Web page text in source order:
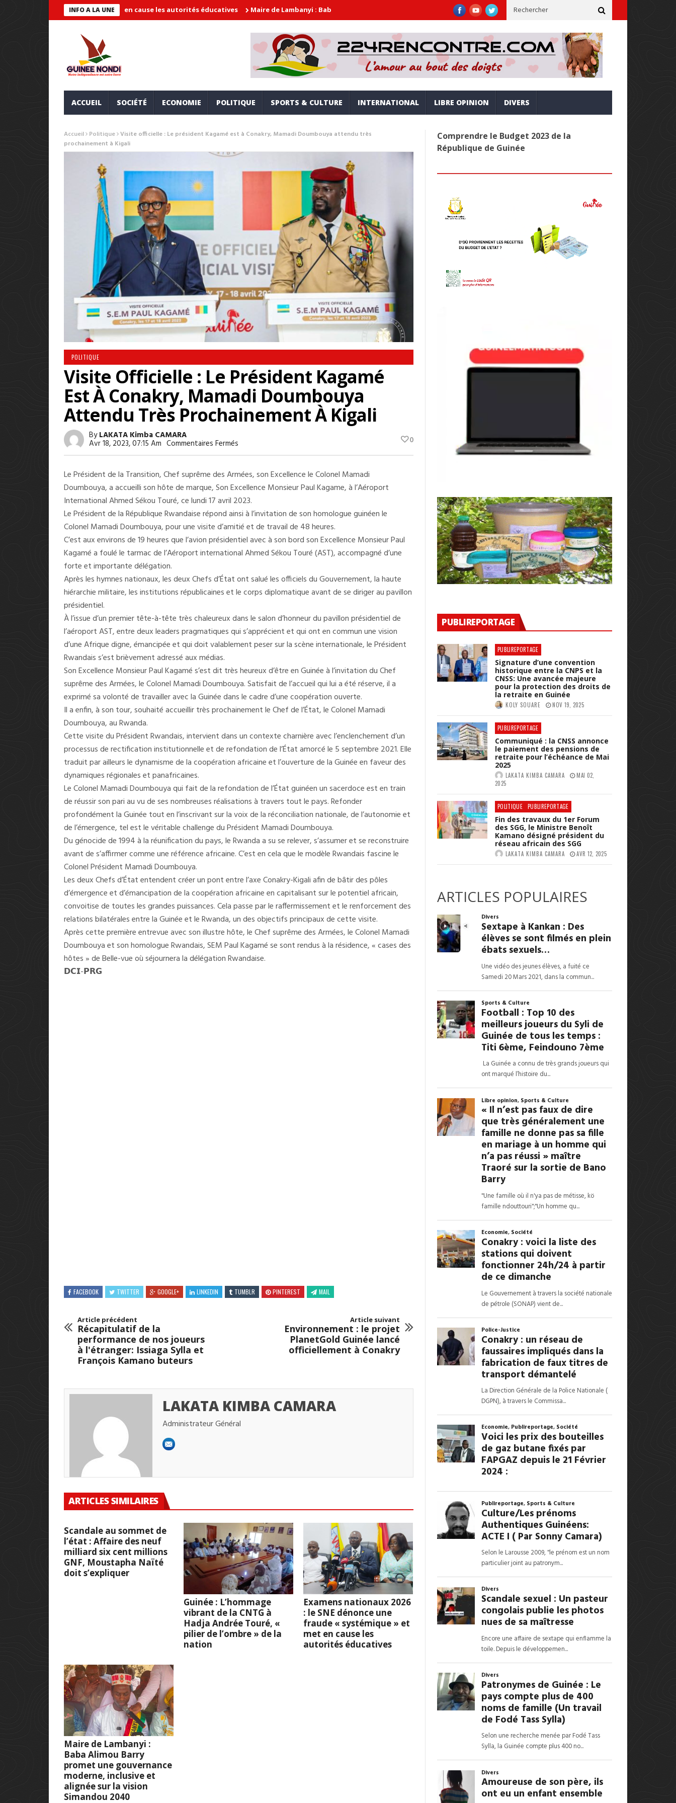
INFO A LA UNE
« systémique » et met en cause les autorités éducatives Maire de Lambanyi : Baba Alimou Barry promet une gouvernance moderne, inclusive et alignée sur la vision Simandou 2040
ACCUEIL SOCIÉTÉ ECONOMIE POLITIQUE SPORTS & CULTURE INTERNATIONAL LIBRE OPINION DIVERS
Accueil Politique Visite officielle : Le président Kagamé est à Conakry, Mamadi Doumbouya attendu très
prochainement à Kigali
POLITIQUE
Visite Officielle : Le Président Kagamé
Est À Conakry, Mamadi Doumbouya
Attendu Très Prochainement À Kigali
ByLAKATA Kimba CAMARA
Avr 18, 2023, 07:15 Am Commentaires Fermés
Officielle
Le
Président
Kagamé
Est
À
Conakry,
Mamadi
Doumbouya
Attendu
Très
Prochainement
0
Le Président de la Transition, Chef suprême des Armées, son Excellence le Colonel Mamadi
Doumbouya, a accueilli son hôte de marque, Son Excellence Monsieur Paul Kagame, à l’Aéroport
International Ahmed Sékou Touré, ce lundi 17 avril 2023.
Le Président de la République Rwandaise répond ainsi à l’invitation de son homologue guinéen le
Colonel Mamadi Doumbouya, pour une visite d’amitié et de travail de 48 heures.
C’est aux environs de 19 heures que l’avion présidentiel avec à son bord son Excellence Monsieur Paul
Kagamé a foulé le tarmac de l’Aéroport international Ahmed Sékou Touré (AST), accompagné d’une
forte et importante délégation.
Après les hymnes nationaux, les deux Chefs d’État ont salué les officiels du Gouvernement, la haute
hiérarchie militaire, les institutions républicaines et le corps diplomatique avant de se diriger au pavillon
présidentiel.
À l’issue d’un premier tête-à-tête très chaleureux dans le salon d’honneur du pavillon présidentiel de
l’aéroport AST, entre deux leaders pragmatiques qui s’apprécient et qui ont en commun une vision
d’une Afrique digne, émancipée et qui doit valablement peser sur la scène internationale, le Président
Rwandais s’est brièvement adressé aux médias.
Son Excellence Monsieur Paul Kagamé s’est dit très heureux d’être en Guinée à l’invitation du Chef
suprême des Armées, le Colonel Mamadi Doumbouya. Satisfait de l’accueil qui lui a été réserve, il a
exprimé sa volonté de travailler avec la Guinée dans le cadre d’une coopération ouverte.
Il a enfin, à son tour, souhaité accueillir très prochainement le Chef de l’État, le Colonel Mamadi
Doumbouya, au Rwanda.
Cette visite du Président Rwandais, intervient dans un contexte charnière avec l’enclenchement d’un
processus de rectification institutionnelle et de refondation de l’État amorcé le 5 septembre 2021. Elle
traduit par ailleurs le dynamisme de la coopération africaine et l’ouverture de la Guinée en faveur des
dynamiques régionales et panafricaines.
Le Colonel Mamadi Doumbouya qui fait de la refondation de l’État guinéen un sacerdoce est en train
de réussir son pari au vu de ses nombreuses réalisations à travers tout le pays. Refonder
profondément la Guinée tout en l’inscrivant sur la voix de la réconciliation nationale, de l’autonomie et
de l’émergence, tel est le véritable challenge du Président Mamadi Doumbouya.
Du génocide de 1994 à la réunification du pays, le Rwanda a su se relever, s’assumer et se reconstruire
avant de s’affirmer comme une référence africaine. C’est en cela que le modèle Rwandais fascine le
Colonel Président Mamadi Doumbouya.
Les deux Chefs d’État entendent créer un pont entre l’axe Conakry-Kigali afin de bâtir des pôles
d’émergence et d’émancipation de la coopération africaine en capitalisant sur le potentiel africain,
convoitise de toutes les grandes puissances. Cela passe par le raffermissement et le renforcement des
relations bilatérales entre la Guinée et le Rwanda, un des objectifs principaux de cette visite.
Après cette première entrevue avec son illustre hôte, le Chef suprême des Armées, le Colonel Mamadi
Doumbouya et son homologue Rwandais, SEM Paul Kagamé se sont rendus à la résidence, « cases des
hôtes » de Belle-vue où séjournera la délégation Rwandaise.
𝗗𝗖𝗜-𝗣𝗥𝗚
FACEBOOK TWITTER GOOGLE+ LINKEDIN TUMBLR PINTEREST MAIL
Article précédent
Récapitulatif de la
performance de nos joueurs
à l'étranger: Issiaga Sylla et
François Kamano buteurs
Article suivant
Environnement : le projet
PlanetGold Guinée lancé
officiellement à Conakry
LAKATA KIMBA CAMARA
Administrateur Général
ARTICLES SIMILAIRES
Scandale au sommet de
l’état : Affaire des neuf
milliard six cent millions
GNF, Moustapha Naïté
doit s’expliquer
Guinée : L’hommage
vibrant de la CNTG à
Hadja Andrée Touré, «
pilier de l’ombre » de la
nation
Examens nationaux 2026
: le SNE dénonce une
fraude « systémique » et
met en cause les
autorités éducatives
Maire de Lambanyi :
Baba Alimou Barry
promet une gouvernance
moderne, inclusive et
alignée sur la vision
Simandou 2040
Comprendre le Budget 2023 de la
République de Guinée
PUBLIREPORTAGE
PUBLIREPORTAGE
Signature d’une convention
historique entre la CNPS et la
CNSS: Une avancée majeure
pour la protection des droits de
la retraite en Guinée
KOLY SOUARE NOV 19, 2025
PUBLIREPORTAGE
Communiqué : la CNSS annonce
le paiement des pensions de
retraite pour l’échéance de Mai
2025
LAKATA KIMBA CAMARA
MAI 02,
2025
POLITIQUE PUBLIREPORTAGE
Fin des travaux du 1er Forum
des SGG, le Ministre Benoît
Kamano désigné président du
réseau africain des SGG
LAKATA KIMBA CAMARA AVR 12, 2025
ARTICLES POPULAIRES